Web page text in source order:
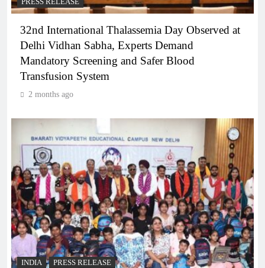
PRESS RELEASE
32nd International Thalassemia Day Observed at
Delhi Vidhan Sabha, Experts Demand
Mandatory Screening and Safer Blood
Transfusion System
2 months ago
INDIA PRESS RELEASE